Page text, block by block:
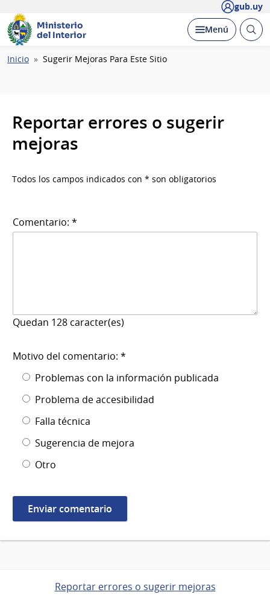
gub.uy
Ministerio
del Interior
Desplegar
Menú Abrir
Ruta
Inicio Sugerir Mejoras Para Este Sitio
Reportar errores o sugerir
mejoras
Todos los campos indicados con * son obligatorios
Comentario: *
Quedan 128 caracter(es)
Motivo del comentario: *
Problemas con la información publicada
Problema de accesibilidad
Falla técnica
Sugerencia de mejora
Otro
Reportar errores o sugerir mejoras